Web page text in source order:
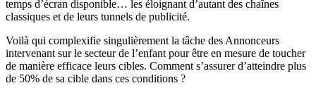
temps d’écran disponible… les éloignant d’autant des chaînes
classiques et de leurs tunnels de publicité.
Voilà qui complexifie singulièrement la tâche des Annonceurs
intervenant sur le secteur de l’enfant pour être en mesure de toucher
de manière efficace leurs cibles. Comment s’assurer d’atteindre plus
de 50% de sa cible dans ces conditions ?